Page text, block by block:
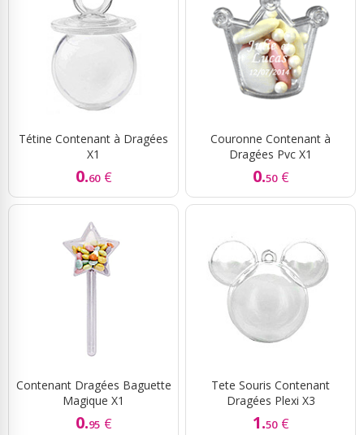
Tétine Contenant à Dragées
X1
0.60 €
Couronne Contenant à
Dragées Pvc X1
0.50 €
Contenant Dragées Baguette
Magique X1
0.95 €
Tete Souris Contenant
Dragées Plexi X3
1.50 €